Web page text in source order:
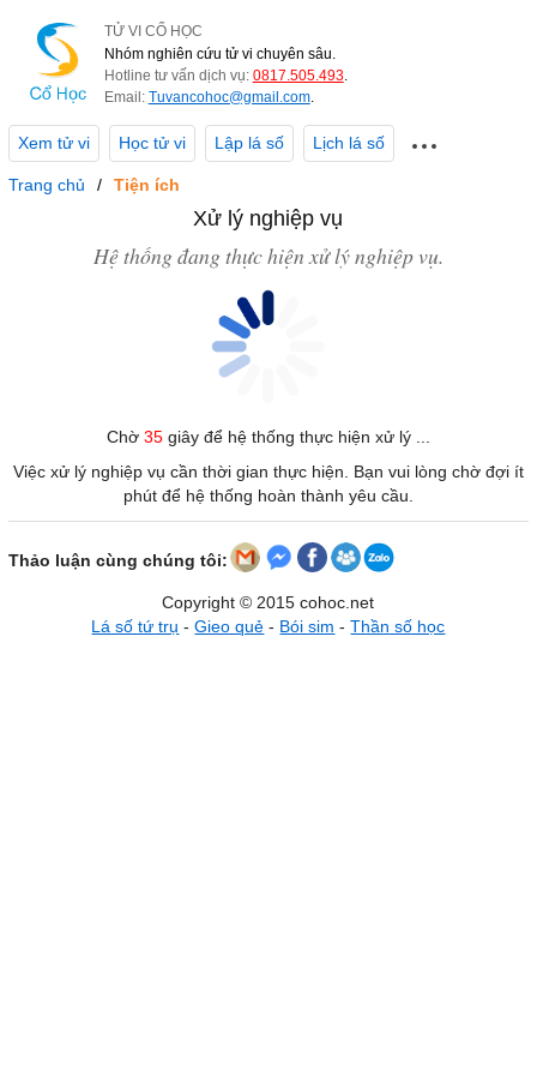
TỬ VI CỔ HỌC
Nhóm nghiên cứu tử vi chuyên sâu.
Hotline tư vấn dịch vụ: 0817.505.493.
Email: Tuvancohoc@gmail.com.
Xem tử vi Học tử vi Lập lá số Lịch lá số
Trang chủ Tiện ích
Xử lý nghiệp vụ
Hệ thống đang thực hiện xử lý nghiệp vụ.
Chờ 35giây để hệ thống thực hiện xử lý ...
Việc xử lý nghiệp vụ cần thời gian thực hiện. Bạn vui lòng chờ đợi ít
phút để hệ thống hoàn thành yêu cầu.
Thảo luận cùng chúng tôi:
Copyright © 2015 cohoc.net
Lá số tứ trụ -Gieo quẻ - Bói sim -Thần số học